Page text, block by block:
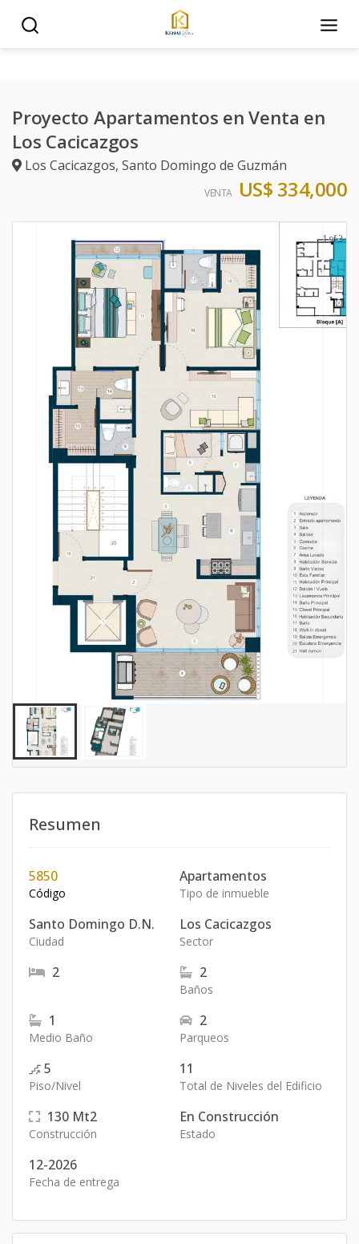
Proyecto Apartamentos en Venta en
Los Cacicazgos
Los Cacicazgos, Santo Domingo de Guzmán
VENTA US$ 334,000
1 of 2
Resumen
5850
Código
Apartamentos
Tipo de inmueble
Santo Domingo D.N.
Ciudad
Los Cacicazgos
Sector
2 2
Baños
1
Medio Baño
2
Parqueos
5
Piso/Nivel
11
Total de Niveles del Edificio
130 Mt2
Construcción
En Construcción
Estado
12-2026
Fecha de entrega